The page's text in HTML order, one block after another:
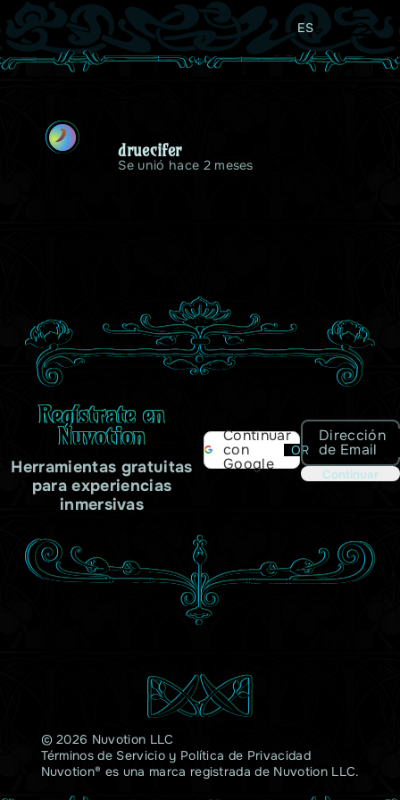
ES
D
druecifer
Se unió hace 2 meses
Regístrate en
Nuvotion
Herramientas gratuitas
para experiencias
inmersivas
Continuar
con
Google
OR
Dirección
de Email
Continuar
© 2026 Nuvotion LLC
Términos de Servicioy Política de Privacidad
Nuvotion® es una marca registrada de Nuvotion LLC.